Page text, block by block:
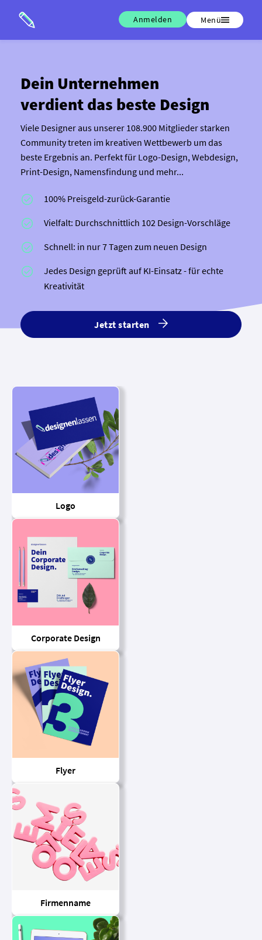
Anmelden Menü
Dein Unter­nehmen
verdient das beste Design
Viele Designer aus unserer 108.900 Mitglieder starken
Community treten im kreativen Wettbewerb um das
beste Ergebnis an. Perfekt für Logo-Design, Webdesign,
Print-Design, Namensfindung und mehr...
100% Preisgeld-zurück-Garantie
Vielfalt: Durchschnittlich 102 Design-Vorschläge
Schnell: in nur 7 Tagen zum neuen Design
Jedes Design geprüft auf KI-Einsatz - für echte
Kreativität
Jetzt starten
Logo
Corporate Design
Flyer
Firmenname